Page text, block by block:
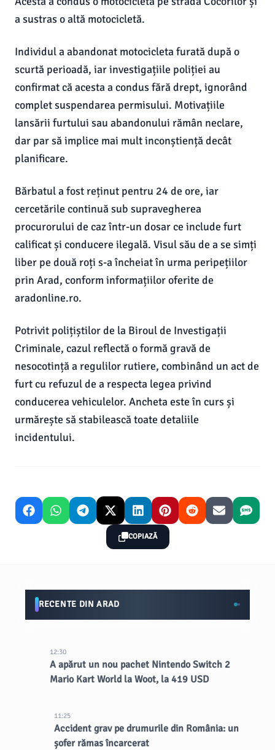
a sustras o altă motocicletă.
Individul a abandonat motocicleta furată după o
scurtă perioadă, iar investigațiile poliției au
confirmat că acesta a condus fără drept, ignorând
complet suspendarea permisului. Motivațiile
lansării furtului sau abandonului rămân neclare,
dar par să implice mai mult inconștiență decât
planificare.
Bărbatul a fost reținut pentru 24 de ore, iar
cercetările continuă sub supravegherea
procurorului de caz într-un dosar ce include furt
calificat și conducere ilegală. Visul său de a se simți
liber pe două roți s-a încheiat în urma peripețiilor
prin Arad, conform informațiilor oferite de
aradonline.ro.
Potrivit polițiștilor de la Biroul de Investigații
Criminale, cazul reflectă o formă gravă de
nesocotință a regulilor rutiere, combinând un act de
furt cu refuzul de a respecta legea privind
conducerea vehiculelor. Ancheta este în curs și
urmărește să stabilească toate detaliile
incidentului.
COPIAZĂ
RECENTE DIN ARAD
12:30
A apărut un nou pachet Nintendo Switch 2
Mario Kart World la Woot, la 419 USD
11:25
Accident grav pe drumurile din România: un
șofer rămas încarcerat